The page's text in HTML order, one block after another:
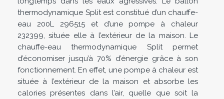
thermodynamique Split est constitué d’un chauffe-
eau 200L 296515 et d’une pompe à chaleur
232399, située elle à l’extérieur de la maison. Le
chauffe-eau thermodynamique Split permet
d’économiser jusqu’à 70% d’énergie grâce à son
fonctionnement. En effet, une pompe à chaleur est
située à l’extérieur de la maison et absorbe les
calories présentes dans l’air, quelle que soit la